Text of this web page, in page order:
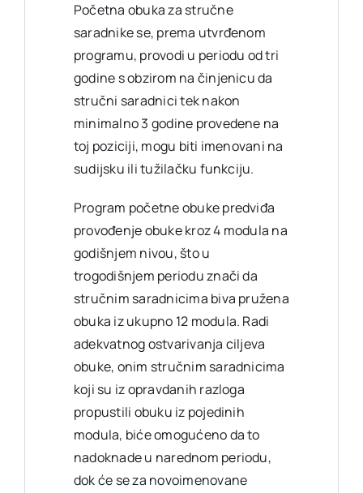
Početna obuka za stručne
saradnike se, prema utvrđenom
programu, provodi u periodu od tri
godine s obzirom na činjenicu da
stručni saradnici tek nakon
minimalno 3 godine provedene na
toj poziciji, mogu biti imenovani na
sudijsku ili tužilačku funkciju.
Program početne obuke predviđa
provođenje obuke kroz 4 modula na
godišnjem nivou, što u
trogodišnjem periodu znači da
stručnim saradnicima biva pružena
obuka iz ukupno 12 modula. Radi
adekvatnog ostvarivanja ciljeva
obuke, onim stručnim saradnicima
koji su iz opravdanih razloga
propustili obuku iz pojedinih
modula, biće omogućeno da to
nadoknade u narednom periodu,
dok će se za novoimenovane